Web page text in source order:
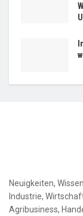
Neuigkeiten,
Industrie,
Agribusiness,